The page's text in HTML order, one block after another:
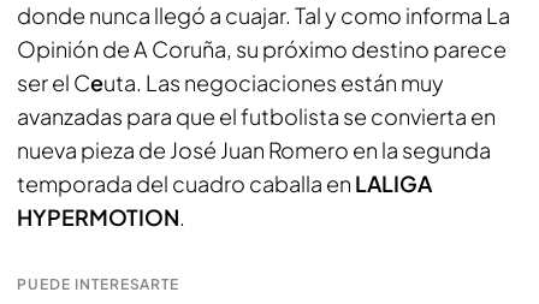
donde nunca llegó a cuajar. Tal y como informa La
Opinión de A Coruña, su próximo destino parece
ser el Ceuta. Las negociaciones están muy
avanzadas para que el futbolista se convierta en
nueva pieza de José Juan Romero en la segunda
temporada del cuadro caballa en LALIGA
HYPERMOTION.
PUEDE INTERESARTE